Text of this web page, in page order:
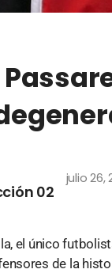
02
julio 26,
el único
de la